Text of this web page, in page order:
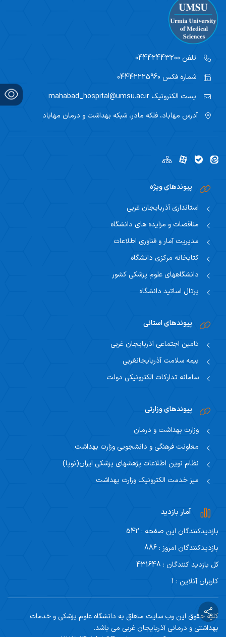
اکوکاردیوگرافی
شیمی درمانی
آزمایشگاه تشخیص طبی
آندوسکوپی و کولونوسکوپی
فیزیوتراپی
ریاست بیمترستان
مدیر بیمارستان
مدیر پرستاری
تلفن
شماره فکس
پست الکترونیک
آدرس مهاباد، فلکه مادر، شبکه بهداشت و درمان مهاباد
پیوندهای ویژه
استانداری آذربایجان غربی
مناقصات و مزایده های دانشگاه
مدیریت آمار و فناوری اطلاعات
کتابخانه مرکزی دانشگاه
دانشگاههای علوم پزشکی کشور
پرتال اساتید دانشگاه
پیوندهای استانی
تامین اجتماعی آذربایجان غربی
بیمه سلامت آذربایجانغربی
سامانه تدارکات الکترونیکی دولت
پیوندهای وزارتی
وزارت بهداشت و درمان
معاونت فرهنگی و دانشجویی وزارت بهداشت
نظام نوین اطلاعات پژهشهای پزشکی ایران(نوپا)
میز خدمت الکترونیک وزارت بهداشت
آمار بازدید
بازدیدکنندگان این صفحه : 542
بازدیدکنندگان امروز : 886
کل بازدید کنندگان : 431648
کاربران آنلاین : 1
کلیه حقوق این وب سایت متعلق به دانشگاه علوم پزشکی و خدمات
بهداشتی و درمانی آذربایجان غربی می باشد.